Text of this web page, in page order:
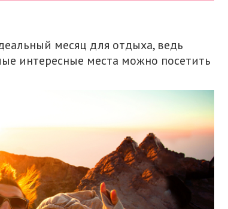
месяц для отдыха, ведь
интересные места можно посетить